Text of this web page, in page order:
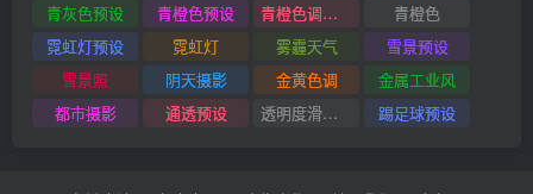
青灰色预设
青橙色预设 青橙色调预设
青橙色
霓虹灯预设
霓虹灯 雾霾天气
雪景预设
雪景照
阴天摄影 金黄色调
金属工业风
都市摄影
通透预设 透明度滑块插件 踢足球预设